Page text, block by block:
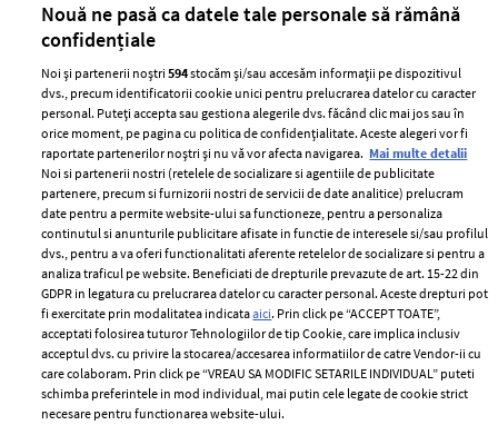
ELLE Style Awards
2024
Despre ELLE
Romania
Contact
Abonamente
Termeni si conditii
Politica de
confidențialitate
Politica de cookies
Publicitate
Nouă ne pasă ca datele tale personale să rămână
confidențiale
Noi și partenerii noștri594stocăm și/sau accesăm informații pe dispozitivul
dvs., precum identificatorii cookie unici pentru prelucrarea datelor cu caracter
personal. Puteți accepta sau gestiona alegerile dvs. făcând clic mai jos sau în
orice moment, pe pagina cu politica de confidențialitate. Aceste alegeri vor fi
raportate partenerilor noștri și nu vă vor afecta navigarea. Mai multe detalii
Noi si partenerii nostri (retelele de socializare si agentiile de publicitate
partenere, precum si furnizorii nostri de servicii de date analitice) prelucram
date pentru a permite website-ului sa functioneze, pentru a personaliza
continutul si anunturile publicitare afisate in functie de interesele si/sau profilul
dvs., pentru a va oferi functionalitati aferente retelelor de socializare si pentru a
analiza traficul pe website. Beneficiati de drepturile prevazute de art. 15-22 din
GDPR in legatura cu prelucrarea datelor cu caracter personal. Aceste drepturi pot
fi exercitate prin modalitatea indicataaici. Prin click pe “ACCEPT TOATE”,
acceptati folosirea tuturor Tehnologiilor de tip Cookie, care implica inclusiv
acceptul dvs. cu privire la stocarea/accesarea informatiilor de catre Vendor-ii cu
care colaboram. Prin click pe “VREAU SA MODIFIC SETARILE INDIVIDUAL” puteti
schimba preferintele in mod individual, mai putin cele legate de cookie strict
necesare pentru functionarea website-ului.